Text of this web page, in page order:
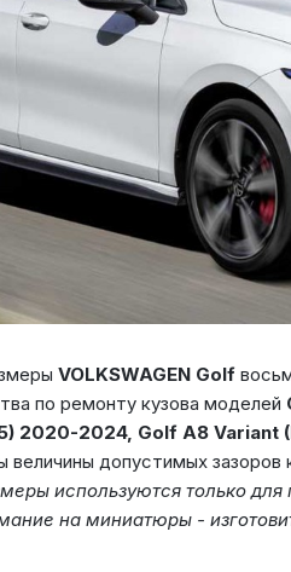
VOLKSWAGEN Golf
по ремонту кузова моделей
2020-2024, Golf A8 Variant
допустимых зазоров
используются только
на миниатюры -